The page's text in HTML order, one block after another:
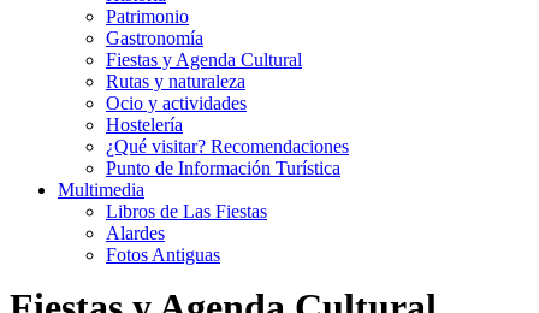
Patrimonio
Gastronomía
Fiestas y Agenda Cultural
Rutas y naturaleza
Ocio y actividades
Hostelería
¿Qué visitar? Recomendaciones
Punto de Información Turística
Multimedia
Libros de Las Fiestas
Alardes
Fotos Antiguas